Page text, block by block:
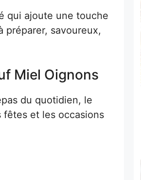
qui ajoute une touche
préparer, savoureux,
Miel Oignons
du quotidien, le
et les occasions